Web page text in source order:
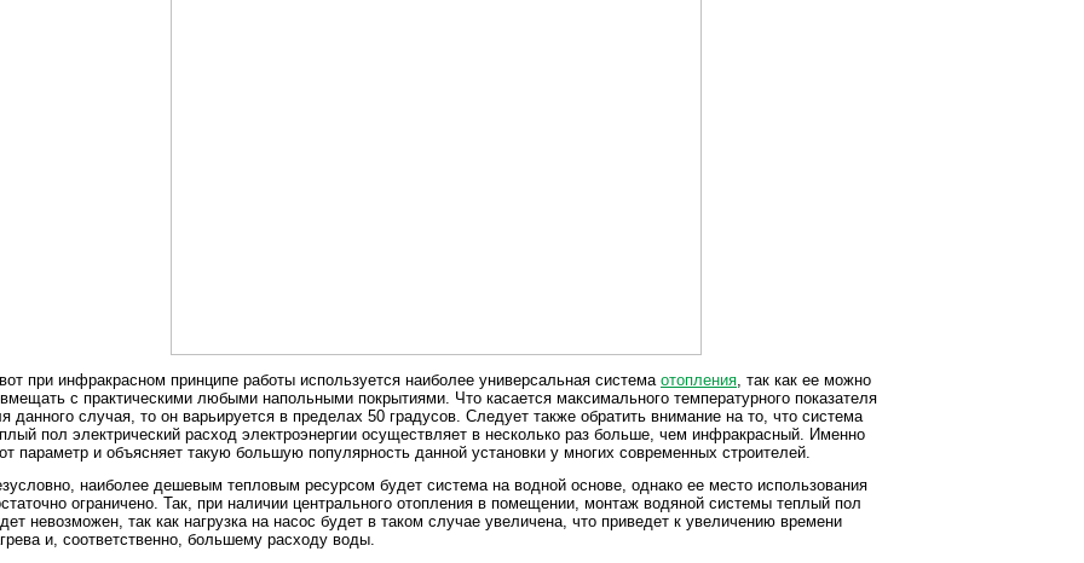
при инфракрасном принципе работы используется наиболее универсальная система отопления , так как ее можно
с практическими любыми напольными покрытиями. Что касается максимального температурного показателя
данного случая, то он варьируется в пределах 50 градусов. Следует также обратить внимание на то, что система
пол электрический расход электроэнергии осуществляет в несколько раз больше, чем инфракрасный. Именно
параметр и объясняет такую большую популярность данной установки у многих современных строителей.
наиболее дешевым тепловым ресурсом будет система на водной основе, однако ее место использования
ограничено. Так, при наличии центрального отопления в помещении, монтаж водяной системы теплый пол
невозможен, так как нагрузка на насос будет в таком случае увеличена, что приведет к увеличению времени
и, соответственно, большему расходу воды.